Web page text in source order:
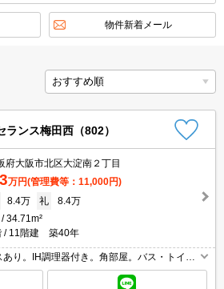
物件特集から
不動産会社から
TOP
物件新着メール
ランス梅田西（802）
府大阪市北区大淀南２丁目
万円(管理費等：11,000円)
8.4万 礼
8.4万
34.71m²
11階建 築40年
り。IH調理器付き。角部屋。バス・トイレ
浄便座付き。クローゼット付。